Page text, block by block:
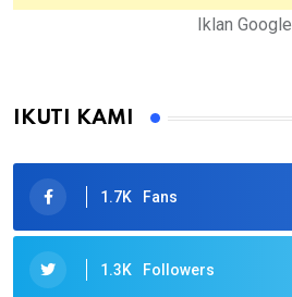
Iklan Google
IKUTI KAMI
1.7K Fans
1.3K Followers